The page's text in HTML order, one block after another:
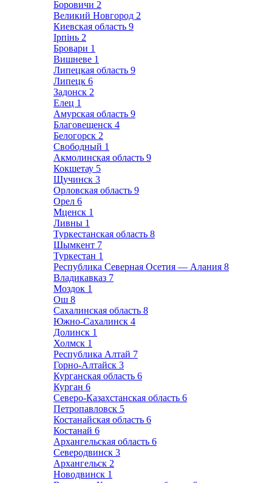
Боровичи 2
Великий Новгород 2
Киевская область 9
Ірпінь 2
Бровари 1
Вишневе 1
Липецкая область 9
Липецк 6
Задонск 2
Елец 1
Амурская область 9
Благовещенск 4
Белогорск 2
Свободный 1
Акмолинская область 9
Кокшетау 5
Щучинск 3
Орловская область 9
Орел 6
Мценск 1
Ливны 1
Туркестанская область 8
Шымкент 7
Туркестан 1
Республика Северная Осетия — Алания 8
Владикавказ 7
Моздок 1
Ош 8
Сахалинская область 8
Южно-Сахалинск 4
Долинск 1
Холмск 1
Республика Алтай 7
Горно-Алтайск 3
Курганская область 6
Курган 6
Северо-Казахстанская область 6
Петропавловск 5
Костанайская область 6
Костанай 6
Архангельская область 6
Северодвинск 3
Архангельск 2
Новодвинск 1